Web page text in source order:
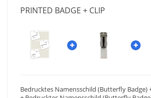
PRINTED BADGE + CLIP
Bedrucktes Namensschild (Butterfly Badge)